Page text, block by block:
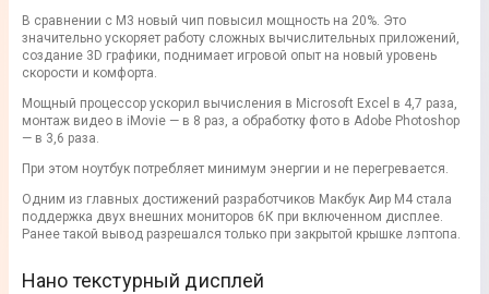
В сравнении с М3 новый чип повысил мощность на 20%. Это
значительно ускоряет работу сложных вычислительных приложений,
создание 3D графики, поднимает игровой опыт на новый уровень
скорости и комфорта.
Мощный процессор ускорил вычисления в Microsoft Excel в 4,7 раза,
монтаж видео в iMovie — в 8 раз, а обработку фото в Adobe Photoshop
— в 3,6 раза.
При этом ноутбук потребляет минимум энергии и не перегревается.
Одним из главных достижений разработчиков Макбук Аир М4 стала
поддержка двух внешних мониторов 6К при включенном дисплее.
Ранее такой вывод разрешался только при закрытой крышке лэптопа.
Нано текстурный дисплей